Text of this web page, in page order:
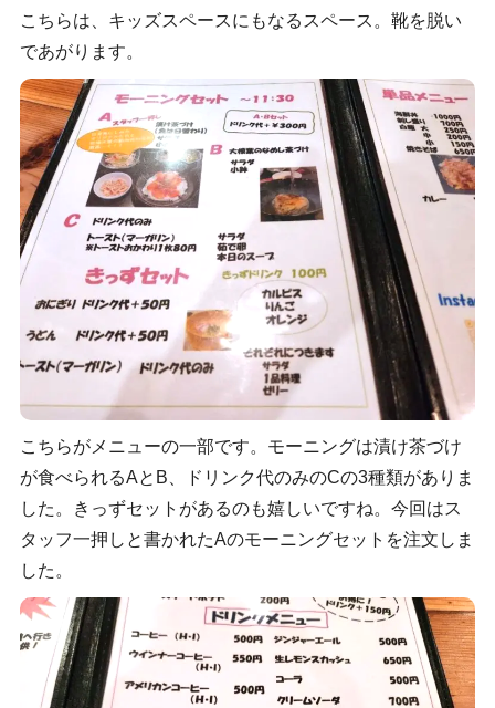
こちらは、キッズスペースにもなるスペース。靴を脱い
であがります。
こちらがメニューの一部です。モーニングは漬け茶づけ
が食べられるAとB、ドリンク代のみのCの3種類がありま
した。きっずセットがあるのも嬉しいですね。今回はス
タッフ一押しと書かれたAのモーニングセットを注文しま
した。